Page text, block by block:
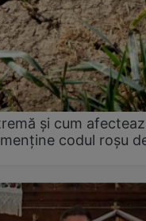
și cum
codul roșu